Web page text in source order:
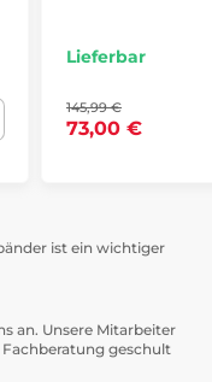
und
Lieferbar
145,99 €
73,00 €
ist ein wichtiger
an. Unsere Mitarbeiter
geschult